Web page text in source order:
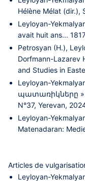
Hélène Mélat (dir.),
Leyloyan-
avait huit ans...
Petrosyan (H.),
Dorfmann-Lazarev
and Studies in
Leyloyan-
պատառիկները »
N°37, Yerevan,
Leyloyan-
Matenadaran:
Articles de
Leyloyan-